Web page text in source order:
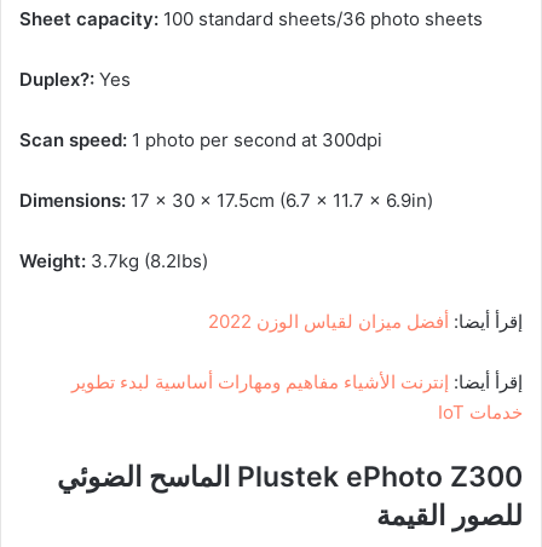
Sheet capacity: 100 standard sheets/36 photo sheets
Duplex?: Yes
Scan speed: 1 photo per second at 300dpi
Dimensions: 17 x 30 x 17.5cm (6.7 x 11.7 x 6.9in)
Weight: 3.7kg (8.2lbs)
إقرأ أيضا: أفضل ميزان لقياس الوزن 2022
إقرأ أيضا: إنترنت الأشياء مفاهيم ومهارات أساسية لبدء تطوير
خدمات IoT
Plustek ePhoto Z300 الماسح الضوئي
للصور القيمة